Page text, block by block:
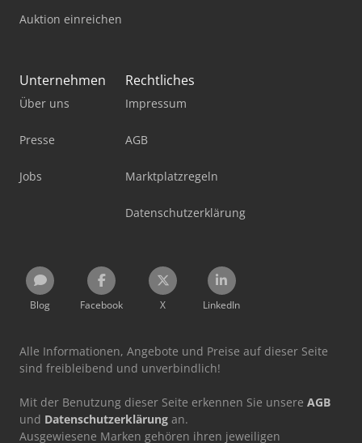
Auktion einreichen
Unternehmen
Über uns
Presse
Jobs
Rechtliches
Impressum
AGB
Marktplatzregeln
Datenschutzerklärung
Blog Facebook X LinkedIn
Alle Informationen, Angebote und Preise auf dieser Seite
sind freibleibend und unverbindlich!
Mit der Benutzung dieser Seite erkennen Sie unsere AGB
und Datenschutzerklärung an.
Ausgewiesene Marken gehören ihren jeweiligen